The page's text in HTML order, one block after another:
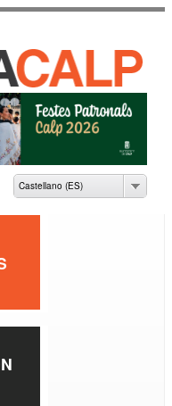
I
Castellano (ES)